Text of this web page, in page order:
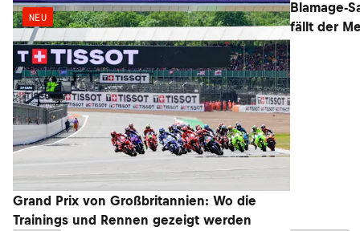
NEU
Grand Prix von Großbritannien: Wo die
Trainings und Rennen gezeigt werden